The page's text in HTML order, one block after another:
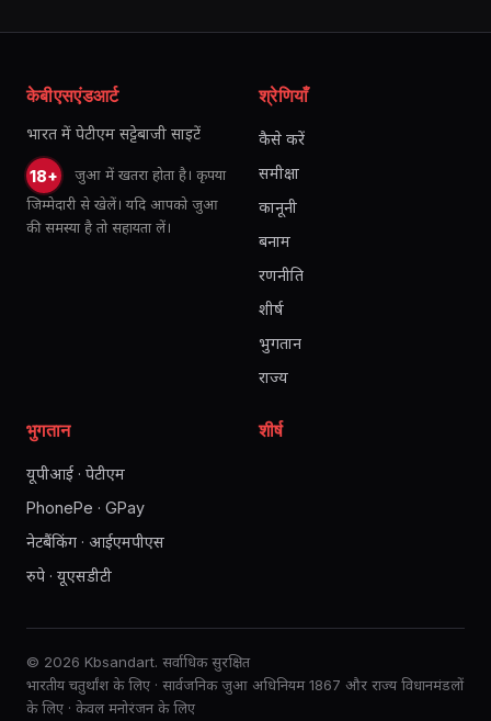
केबीएसएंडआर्ट
भारत में पेटीएम सट्टेबाजी साइटें
18+
जुआ में खतरा होता है। कृपया
जिम्मेदारी से खेलें। यदि आपको जुआ
की समस्या है तो सहायता लें।
श्रेणियाँ
कैसे करें
समीक्षा
कानूनी
बनाम
रणनीति
शीर्ष
भुगतान
राज्य
भुगतान
यूपीआई · पेटीएम
PhonePe · GPay
नेटबैंकिंग · आईएमपीएस
रुपे · यूएसडीटी
शीर्ष
© 2026 Kbsandart. सर्वाधिक सुरक्षित
भारतीय चतुर्थांश के लिए · सार्वजनिक जुआ अधिनियम 1867 और राज्य विधानमंडलों
के लिए · केवल मनोरंजन के लिए